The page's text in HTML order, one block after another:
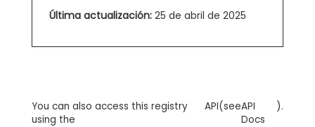
Última actualización: 25 de abril de 2025
You can also access this registry
using the
API(seeAPI
Docs
).